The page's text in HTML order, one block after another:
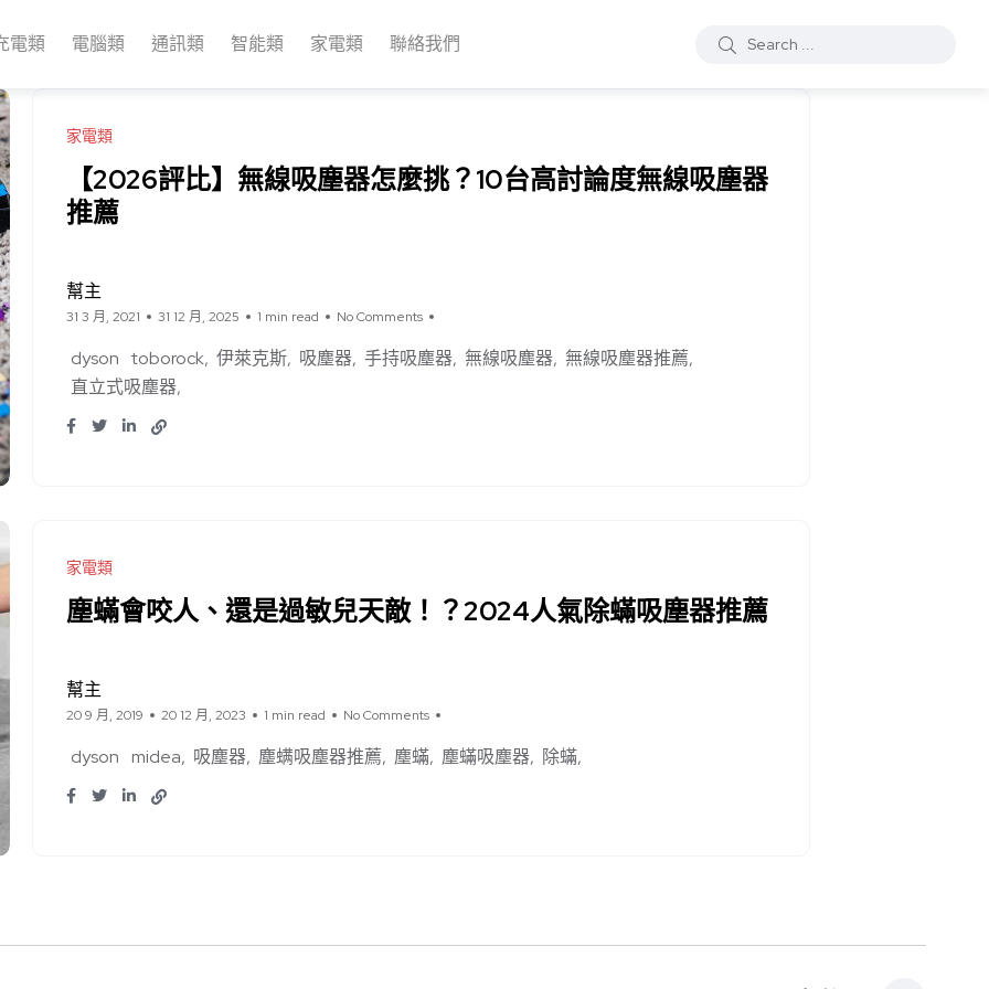
電類 電腦類 通訊類 智能類 家電類 聯絡我們
家電類
【2026評比】無線吸塵器怎麼挑？10台高討論度無線吸塵器
推薦
幫主
31 3 月, 2021 31 12 月, 2025 1 min read No Comments
dyson toborock 伊萊克斯 吸塵器 手持吸塵器 無線吸塵器 無線吸塵器推薦
直立式吸塵器
家電類
塵蟎會咬人、還是過敏兒天敵！？2024人氣除蟎吸塵器推薦
幫主
20 9 月, 2019 20 12 月, 2023 1 min read No Comments
dyson midea 吸塵器 塵螨吸塵器推薦 塵蟎 塵蟎吸塵器 除蟎